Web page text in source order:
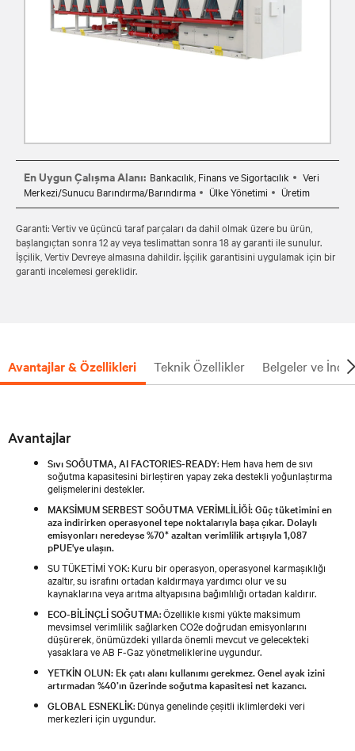
En Uygun Çalışma Alanı: Bankacılık, Finans ve Sigortacılık
Veri
Merkezi/Sunucu Barındırma/Barındırma
Ülke Yönetimi Üretim
Garanti: Vertiv ve üçüncü taraf parçaları da dahil olmak üzere bu ürün,
başlangıçtan sonra 12 ay veya teslimattan sonra 18 ay garanti ile sunulur.
İşçilik, Vertiv Devreye almasına dahildir. İşçilik garantisini uygulamak için bir
garanti incelemesi gereklidir.
Avantajlar & Özellikleri Teknik Özellikler Belgeler ve
Avantajlar
Sıvı SOĞUTMA, AI FACTORIES-READY: Hem hava hem de sıvı
soğutma kapasitesini birleştiren yapay zeka destekli yoğunlaştırma
gelişmelerini destekler.
MAKSİMUM SERBEST SOĞUTMA VERİMLİLİĞİ: Güç tüketimini en
aza indirirken operasyonel tepe noktalarıyla başa çıkar. Dolaylı
emisyonları neredeyse %70* azaltan verimlilik artışıyla 1,087
pPUE'ye ulaşın.
SU TÜKETİMİ YOK: Kuru bir operasyon, operasyonel karmaşıklığı
azaltır, su israfını ortadan kaldırmaya yardımcı olur ve su
kaynaklarına veya arıtma altyapısına bağımlılığı ortadan kaldırır.
ECO-BİLİNÇLİ SOĞUTMA: Özellikle kısmi yükte maksimum
mevsimsel verimlilik sağlarken CO2e doğrudan emisyonlarını
düşürerek, önümüzdeki yıllarda önemli mevcut ve gelecekteki
yasaklara ve AB F-Gaz yönetmeliklerine uygundur.
YETKİN OLUN: Ek çatı alanı kullanımı gerekmez. Genel ayak izini
artırmadan %40’ın üzerinde soğutma kapasitesi net kazancı.
GLOBAL ESNEKLİK: Dünya genelinde çeşitli iklimlerdeki veri
merkezleri için uygundur.